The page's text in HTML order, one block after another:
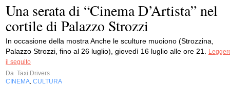
Una serata di “Cinema D’Artista” nel
cortile di Palazzo Strozzi
In occasione della mostra Anche le sculture muoiono (Strozzina,
Palazzo Strozzi, fino al 26 luglio), giovedì 16 luglio alle ore 21.
il seguito
Da Taxi Drivers
CINEMA CULTURA